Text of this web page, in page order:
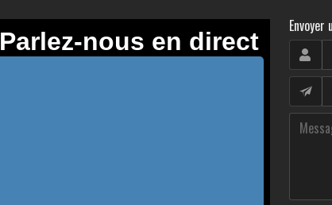
Envoyer